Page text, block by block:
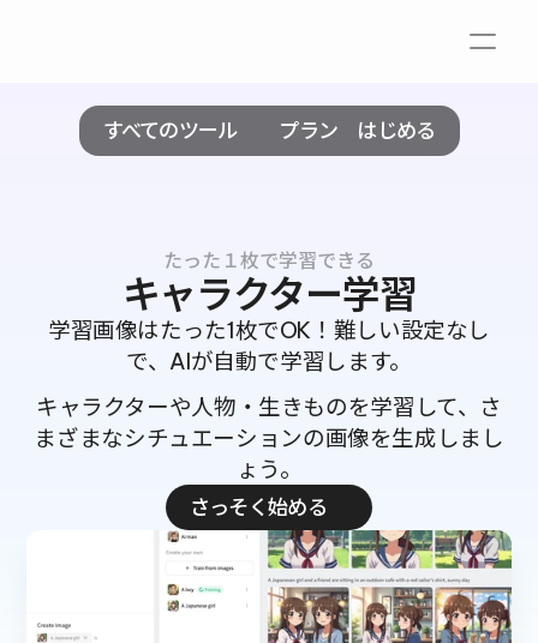
すべてのツール プラン はじめる
たった１枚で学習できる
キャラクター学習
学習画像はたった1枚でOK！難しい設定なし
で、AIが自動で学習します。
キャラクターや人物・生きものを学習して、さ
まざまなシチュエーションの画像を生成しまし
ょう。
さっそく始める